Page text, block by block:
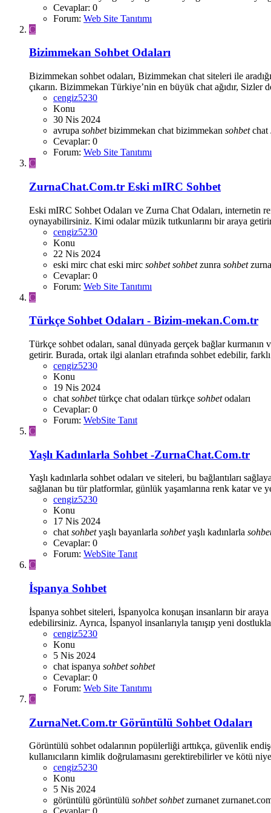
Cevaplar: 0
Forum: Web Site Tanıtımı
C
Bizimmekan Sohbet Odaları
Bizimmekan sohbet odaları, Bizimmekan chat siteleri ile
çıkarın. Bizimmekan Türkiye’nin en büyük chat ağıdır, Sizler
cengiz5230
Konu
30 Nis 2024
avrupa sohbet bizimmekan chat bizimmekan sohbet chat
Cevaplar: 0
Forum: Web Site Tanıtımı
C
ZurnaChat.Com.tr Eski mIRC Sohbet
Eski mIRC Sohbet Odaları ve Zurna Chat Odaları, internetin
oynayabilirsiniz. Kimi odalar müzik tutkunlarını bir araya
cengiz5230
Konu
22 Nis 2024
eski mirc chat eski mirc sohbet sohbet zunra sohbet
Cevaplar: 0
Forum: Web Site Tanıtımı
C
Türkçe Sohbet Odaları - Bizim-mekan.Com.tr
Türkçe sohbet odaları, sanal dünyada gerçek bağlar
getirir. Burada, ortak ilgi alanları etrafında sohbet edebilir,
cengiz5230
Konu
19 Nis 2024
chat sohbet türkçe chat odaları türkçe sohbetodaları
Cevaplar: 0
Forum: WebSite Tanıt
C
Yaşlı Kadınlarla Sohbet -ZurnaChat.Com.tr
Yaşlı kadınlarla sohbet odaları ve siteleri, bu bağlantıları
sağlanan bu tür platformlar, günlük yaşamlarına renk katar ve
cengiz5230
Konu
17 Nis 2024
chat sohbet yaşlı bayanlarla sohbet yaşlı kadınlarla
Cevaplar: 0
Forum: WebSite Tanıt
C
İspanya Sohbet
İspanya sohbet siteleri, İspanyolca konuşan insanların bir
edebilirsiniz. Ayrıca, İspanyol insanlarıyla tanışıp yeni
cengiz5230
Konu
5 Nis 2024
chat ispanya sohbet sohbet
Cevaplar: 0
Forum: Web Site Tanıtımı
C
ZurnaNet.Com.tr Görüntülü Sohbet Odaları
Görüntülü sohbet odalarının popülerliği arttıkça, güvenlik
kullanıcıların kimlik doğrulamasını gerektirebilirler ve kötü
cengiz5230
Konu
5 Nis 2024
görüntülü görüntülü sohbet sohbet zurnanet